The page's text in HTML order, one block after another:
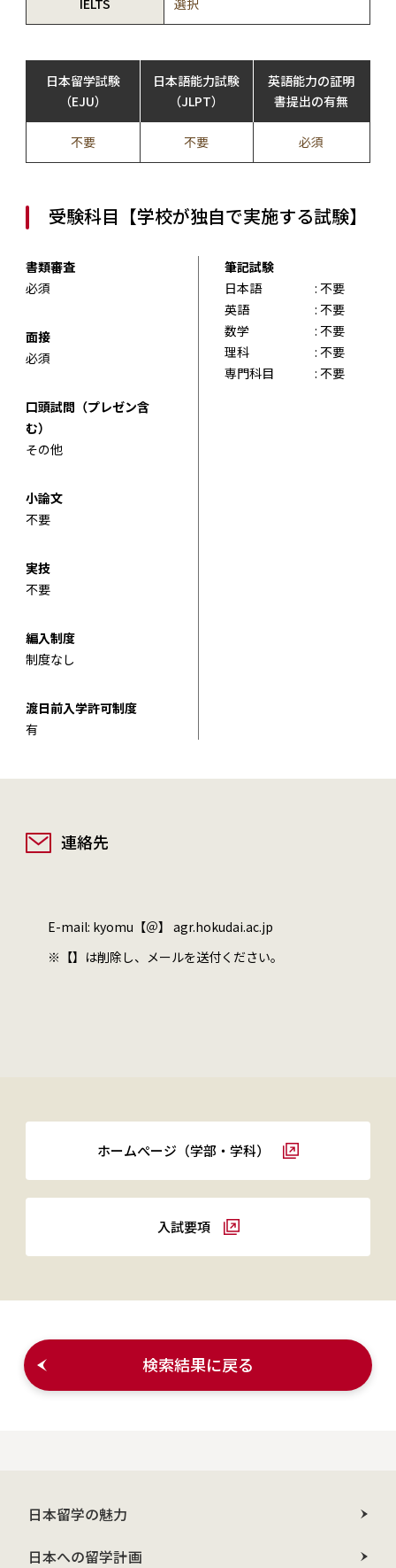
日本留学試験
（EJU）
日本語能力試験
（JLPT）
英語能力の証明
書提出の有無
不要 不要 必須
受験科目【学校が独自で実施する試験】
書類審査
必須
面接
必須
口頭試問（プレゼン含
む）
その他
小論文
不要
実技
不要
編入制度
制度なし
渡日前入学許可制度
有
筆記試験
日本語
: 不要
英語
: 不要
数学
: 不要
理科
: 不要
専門科目
: 不要
連絡先
E-mail: kyomu【＠】 agr.hokudai.ac.jp
※【】は削除し、メールを送付ください。
ホームぺージ（学部・学科）
入試要項
検索結果に戻る
日本留学の魅力
日本への留学計画